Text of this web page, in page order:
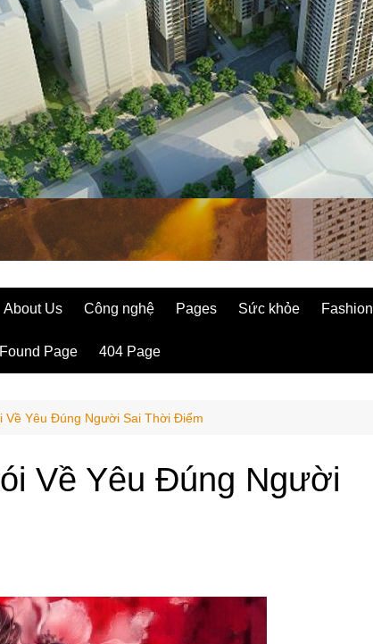
About Us Công nghệ Pages Sức khỏe Fashion
Page 404 Page
Về Yêu Đúng Người Sai Thời Điểm
Về Yêu Đúng Người